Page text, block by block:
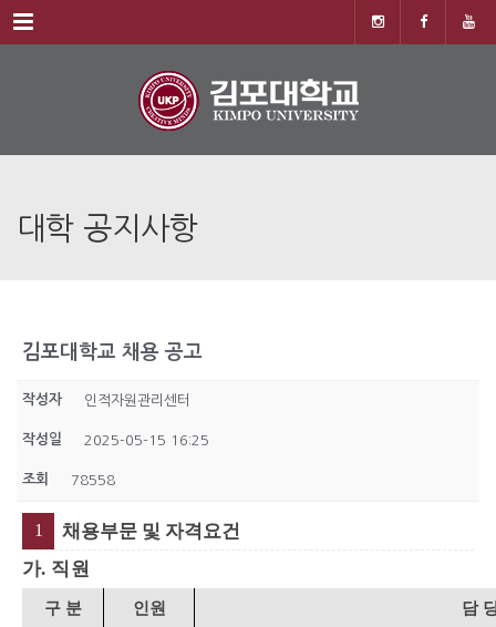
Menu
대학 공지사항
김포대학교 채용 공고
작성자 인적자원관리센터
작성일 2025-05-15 16:25
조회 78558
1
채용부문 및 자격요건
가. 직원
구 분 인원 담